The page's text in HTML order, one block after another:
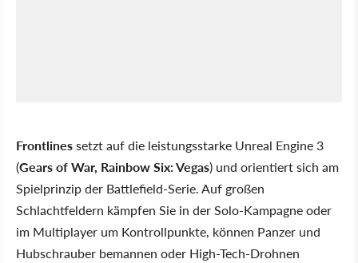
Frontlinessetzt auf die leistungsstarke Unreal Engine 3
(Gears of War, Rainbow Six: Vegas) und orientiert sich am
Spielprinzip der Battlefield-Serie. Auf großen
Schlachtfeldern kämpfen Sie in der Solo-Kampagne oder
im Multiplayer um Kontrollpunkte, können Panzer und
Hubschrauber bemannen oder High-Tech-Drohnen